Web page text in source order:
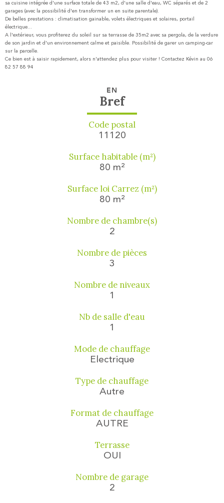
sa cuisine intégrée d'une surface totale de 43 m2, d'une salle d'eau, WC séparés et de 2
garages (avec la possibilité d'en transformer un en suite parentale).
De belles prestations : climatisation gainable, volets électriques et solaires, portail
électrique...
A l'extérieur, vous profiterez du soleil sur sa terrasse de 35m2 avec sa pergola, de la verdure
de son jardin et d'un environnement calme et paisible. Possibilité de garer un camping-car
sur la parcelle.
Ce bien est à saisir rapidement, alors n'attendez plus pour visiter ! Contactez Kévin au 06
82 57 88 94
EN
Bref
Code postal
11120
Surface habitable (m²)
80 m²
Surface loi Carrez (m²)
80 m²
Nombre de chambre(s)
2
Nombre de pièces
3
Nombre de niveaux
1
Nb de salle d'eau
1
Mode de chauffage
Electrique
Type de chauffage
Autre
Format de chauffage
AUTRE
Terrasse
OUI
Nombre de garage
2